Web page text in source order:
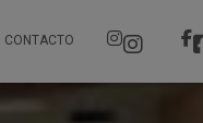
CONTACTO